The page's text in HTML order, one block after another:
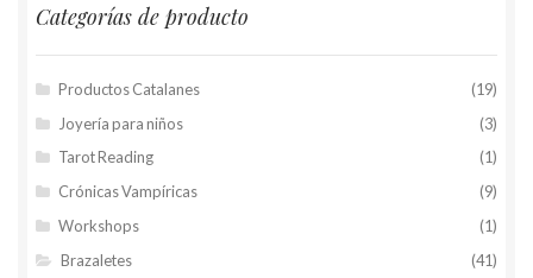
Categorías de producto
Productos Catalanes
(19)
Joyería para niños
(3)
Tarot Reading
(1)
Crónicas Vampíricas
(9)
Workshops
(1)
Brazaletes
(41)